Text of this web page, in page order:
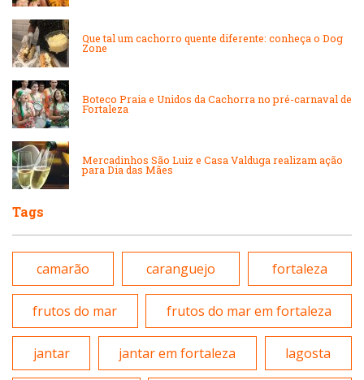
Massas
Padarias e Confeitarias
Portuguesa
Self-service
Sobremesas e sorvetes
Portuguesa
Variados
Que tal um cachorro quente diferente: conheça o Dog
Zone
Boteco Praia e Unidos da Cachorra no pré-carnaval de
Fortaleza
Mercadinhos São Luiz e Casa Valduga realizam ação
para Dia das Mães
Tags
camarão caranguejo fortaleza
frutos do mar frutos do mar em fortaleza
jantar jantar em fortaleza lagosta